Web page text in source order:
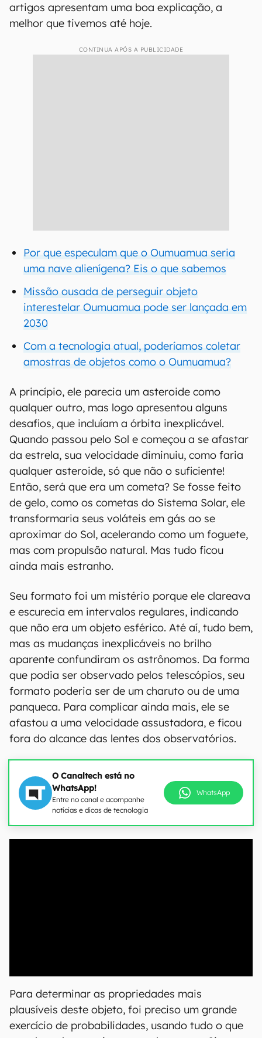
artigos apresentam uma boa explicação, a
melhor que tivemos até hoje.
CONTINUA APÓS A PUBLICIDADE
Por que especulam que o Oumuamua seria
uma nave alienígena? Eis o que sabemos
Missão ousada de perseguir objeto
interestelar Oumuamua pode ser lançada em
2030
Com a tecnologia atual, poderíamos coletar
amostras de objetos como o Oumuamua?
A princípio, ele parecia um asteroide como
qualquer outro, mas logo apresentou alguns
desafios, que incluíam a órbita inexplicável.
Quando passou pelo Sol e começou a se afastar
da estrela, sua velocidade diminuiu, como faria
qualquer asteroide, só que não o suficiente!
Então, será que era um cometa? Se fosse feito
de gelo, como os cometas do Sistema Solar, ele
transformaria seus voláteis em gás ao se
aproximar do Sol, acelerando como um foguete,
mas com propulsão natural. Mas tudo ficou
ainda mais estranho.
Seu formato foi um mistério porque ele clareava
e escurecia em intervalos regulares, indicando
que não era um objeto esférico. Até aí, tudo bem,
mas as mudanças inexplicáveis no brilho
aparente confundiram os astrônomos. Da forma
que podia ser observado pelos telescópios, seu
formato poderia ser de um charuto ou de uma
panqueca. Para complicar ainda mais, ele se
afastou a uma velocidade assustadora, e ficou
fora do alcance das lentes dos observatórios.
O Canaltech está no
WhatsApp!
Entre no canal e acompanhe
notícias e dicas de tecnologia
WhatsApp
Para determinar as propriedades mais
plausíveis deste objeto, foi preciso um grande
exercício de probabilidades, usando tudo o que